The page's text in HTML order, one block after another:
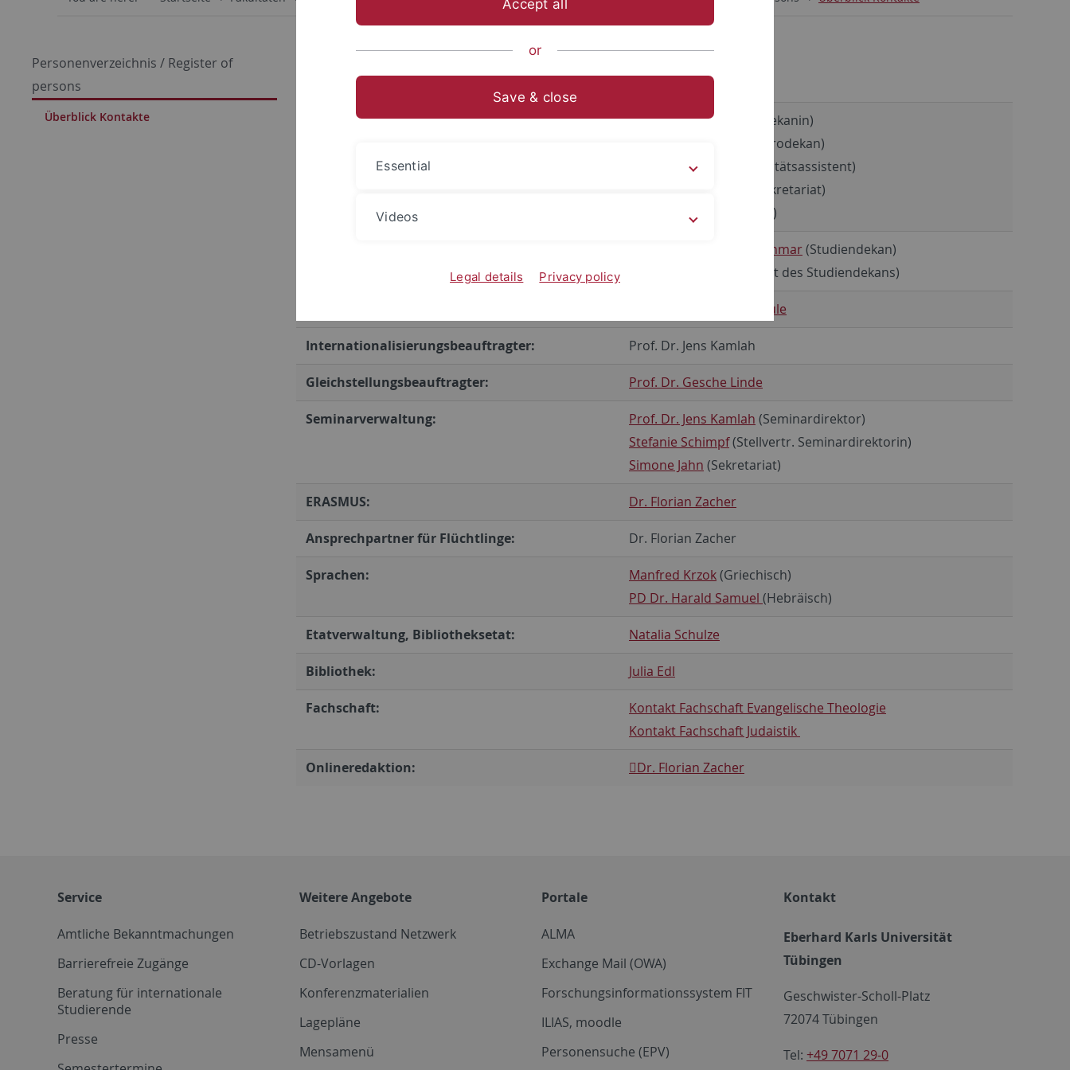
Personenverzeichnis / Register of
persons
Überblick Kontakte
Überblick Kontakte
Dekanat: Prof. Dr. Birgit Weyel
(Dekanin)
(Prodekan)
Dr. Florian Zacher
(Fakultätsassistent)
(Sekretariat)
(Sekretariat)
Prof. Dr. Gerald Kretzschmar(Studiendekan)
(Assistent des Studiendekans)
Scheine und Module
Internationalisierungsbeauftragter: Prof. Dr. Jens Kamlah
Gleichstellungsbeauftragter: Prof. Dr. Gesche Linde
Seminarverwaltung: Prof. Dr. Jens Kamlah (Seminardirektor)
Stefanie Schimpf(Stellvertr. Seminardirektorin)
Simone Jahn (Sekretariat)
ERASMUS: Dr. Florian Zacher
Ansprechpartner für Flüchtlinge: Dr. Florian Zacher
Sprachen: Manfred Krzok(Griechisch)
PD Dr. Harald Samuel (Hebräisch)
Etatverwaltung, Bibliotheksetat: Natalia Schulze
Bibliothek: Julia Edl
Fachschaft:
Kontakt Fachschaft Evangelische Theologie
Kontakt Fachschaft Judaistik
Onlineredaktion: Dr. Florian Zacher
Service
Amtliche Bekanntmachungen
Barrierefreie Zugänge
Beratung für internationale
Studierende
Presse
Weitere Angebote
Betriebszustand Netzwerk
CD-Vorlagen
Konferenzmaterialien
Lagepläne
Mensamenü
Portale
ALMA
Exchange Mail (OWA)
Forschungsinformationssystem FIT
ILIAS, moodle
Personensuche (EPV)
Kontakt
Eberhard Karls Universität
Tübingen
Geschwister-Scholl-Platz
72074 Tübingen
Tel: +49 7071 29-0
Accept all
or
Save & close
Essential
Videos
Legal details Privacy policy